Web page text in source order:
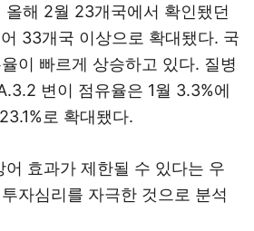
올해 2월 23개국에서 확인됐던
33개국 이상으로 확대됐다. 국
이 빠르게 상승하고 있다. 질병
변이 점유율은 1월 3.3%에
로 확대됐다.
어 효과가 제한될 수 있다는 우
자심리를 자극한 것으로 분석